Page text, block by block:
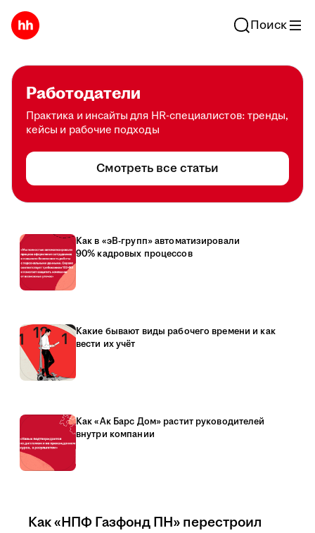
Поиск
Работодатели
Практика и инсайты для HR-специалистов: тренды,
кейсы и рабочие подходы
Смотреть все статьи
Как в «эВ-групп» автоматизировали
90% кадровых процессов
Какие бывают виды рабочего времени и как
вести их учёт
Как «Ак Барс Дом» растит руководителей
внутри компании
Как «НПФ Газфонд ПН» перестроил